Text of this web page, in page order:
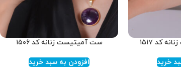
کد ۱۵۱۷
خرید
ست آمیتیست زنانه کد ۱۵۰۶
افزودن به سبد خرید